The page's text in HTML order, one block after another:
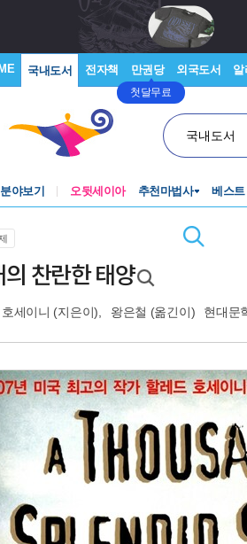
국내도서 전자책 만권당
첫달무료
외국도서 알
국내도서
분야보기 오뒷세이아 추천마법사 베스트
의 찬란한 태양
세이니 (지은이), 왕은철 (옮긴이) 현대문